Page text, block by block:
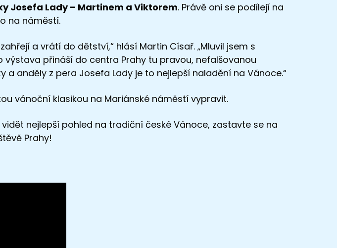
Josefa Lady – Martinem a Viktorem. Právě oni se podílejí na
na náměstí.
a vrátí do dětství,“ hlásí Martin Císař. „Mluvil jsem s
přináší do centra Prahy tu pravou, nefalšovanou
a anděly z pera Josefa Lady je to nejlepší naladění na Vánoce.“
vánoční klasikou na Mariánské náměstí vypravit.
nejlepší pohled na tradiční české Vánoce, zastavte se na
Prahy!